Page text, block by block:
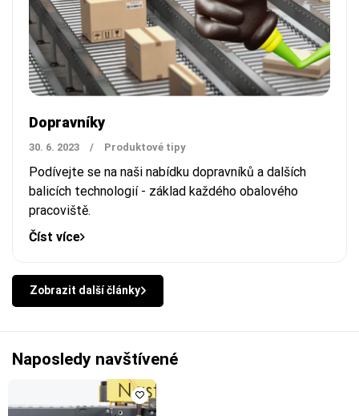
Dopravníky
30. 6. 2023 / Produktové tipy
Podívejte se na naši nabídku dopravníků a dalších
balicích technologií - základ každého obalového
pracoviště.
Číst více
Zobrazit další články
Naposledy navštívené